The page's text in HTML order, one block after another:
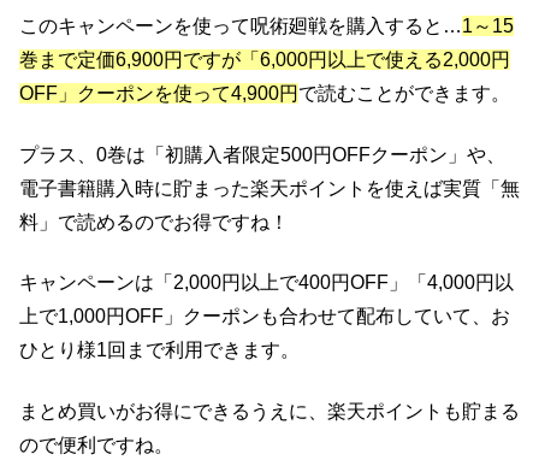
このキャンペーンを使って呪術廻戦を購入すると…1～15
巻まで定価6,900円ですが「6,000円以上で使える2,000円
OFF」クーポンを使って4,900円 で読むことができます。
プラス、0巻は「初購入者限定500円OFFクーポン」や、
電子書籍購入時に貯まった楽天ポイントを使えば実質「無
料」で読めるのでお得ですね！
キャンペーンは「2,000円以上で400円OFF」「4,000円以
上で1,000円OFF」クーポンも合わせて配布していて、お
ひとり様1回まで利用できます。
まとめ買いがお得にできるうえに、楽天ポイントも貯まる
ので便利ですね。